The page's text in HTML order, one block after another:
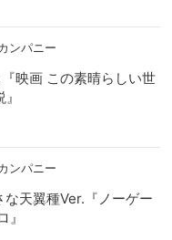
ンパニー
映画 この素晴らしい世
ンパニー
天翼種Ver.『ノーゲー